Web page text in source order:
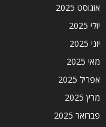
אוגוסט 2025
יולי 2025
יוני 2025
מאי 2025
אפריל 2025
מרץ 2025
פברואר 2025